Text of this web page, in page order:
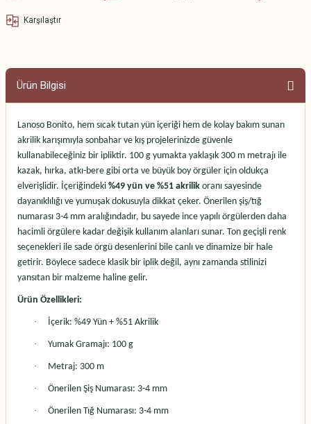
Karşılaştır
Ürün Bilgisi
Lanoso Bonito, hem sıcak tutan yün içeriği hem de kolay bakım sunan
akrilik karışımıyla sonbahar ve kış projelerinizde güvenle
kullanabileceğiniz bir ipliktir. 100 g yumakta yaklaşık 300 m metrajı ile
kazak, hırka, atkı-bere gibi orta ve büyük boy örgüler için oldukça
elverişlidir. İçeriğindeki %49 yün ve %51 akrilik oranı sayesinde
dayanıklılığı ve yumuşak dokusuyla dikkat çeker. Önerilen şiş/tığ
numarası 3-4 mm aralığındadır, bu sayede ince yapılı örgülerden daha
hacimli örgülere kadar değişik kullanım alanları sunar. Ton geçişli renk
seçenekleri ile sade örgü desenlerini bile canlı ve dinamize bir hale
getirir. Böylece sadece klasik bir iplik değil, aynı zamanda stilinizi
yansıtan bir malzeme haline gelir.
Ürün Özellikleri:
· İçerik: %49 Yün + %51 Akrilik
· Yumak Gramajı: 100 g
· Metraj: 300 m
· Önerilen Şiş Numarası: 3-4 mm
· Önerilen Tığ Numarası: 3-4 mm